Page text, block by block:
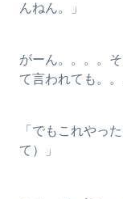
んねん。」
がーん。。。。
て言われても。
「でもこれやっ
て）」